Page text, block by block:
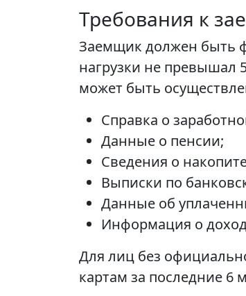
Требования к
Заемщик должен быть
нагрузки не превышал
может быть
Справка о
Данные о пенсии;
Сведения о
Выписки по
Данные об
Информация о
Для лиц без
картам за последние 6